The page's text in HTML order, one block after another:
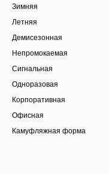
Зимняя
Летняя
Демисезонная
Непромокаемая
Сигнальная
Одноразовая
Корпоративная
Офисная
Камуфляжная форма